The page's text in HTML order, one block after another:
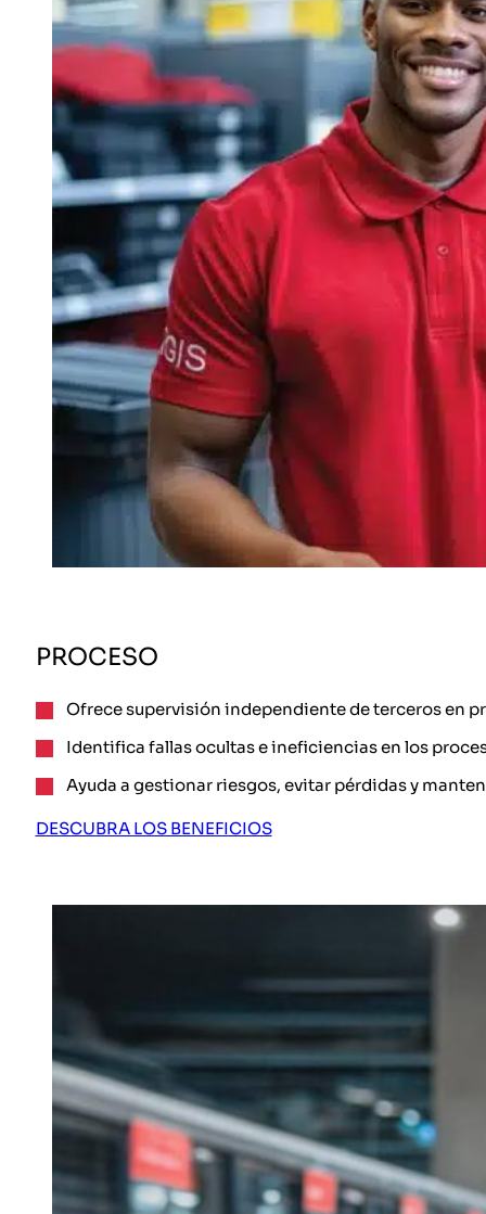
PROCESO
Ofrece supervisión independiente de terceros en
Identifica fallas ocultas e ineficiencias en los
Ayuda a gestionar riesgos, evitar pérdidas y
DESCUBRA LOS BENEFICIOS